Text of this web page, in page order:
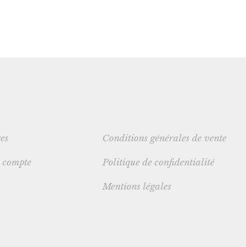
Conditions générales de vente
Politique de confidentialité
Mentions légales